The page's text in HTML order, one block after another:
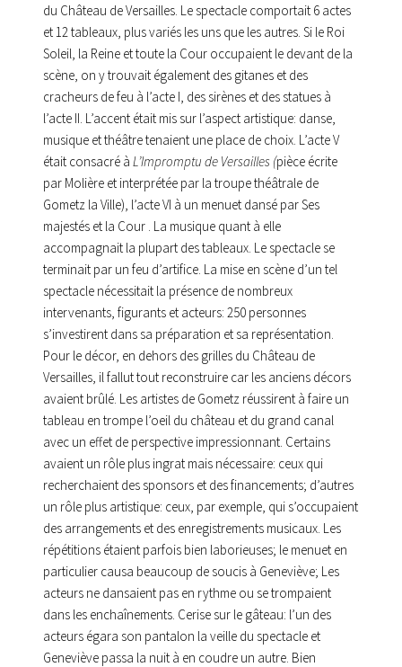
du Château de Versailles. Le spectacle comportait 6 actes
et 12 tableaux, plus variés les uns que les autres. Si le Roi
Soleil, la Reine et toute la Cour occupaient le devant de la
scène, on y trouvait également des gitanes et des
cracheurs de feu à l’acte I, des sirènes et des statues à
l’acte II. L’accent était mis sur l’aspect artistique: danse,
musique et théâtre tenaient une place de choix. L’acte V
était consacré àL’Impromptu de Versailles (pièce écrite
par Molière et interprétée par la troupe théâtrale de
Gometz la Ville), l’acte VI à un menuet dansé par Ses
majestés et la Cour . La musique quant à elle
accompagnait la plupart des tableaux. Le spectacle se
terminait par un feu d’artifice. La mise en scène d’un tel
spectacle nécessitait la présence de nombreux
intervenants, figurants et acteurs: 250 personnes
s’investirent dans sa préparation et sa représentation.
Pour le décor, en dehors des grilles du Château de
Versailles, il fallut tout reconstruire car les anciens décors
avaient brûlé. Les artistes de Gometz réussirent à faire un
tableau en trompe l’oeil du château et du grand canal
avec un effet de perspective impressionnant. Certains
avaient un rôle plus ingrat mais nécessaire: ceux qui
recherchaient des sponsors et des financements; d’autres
un rôle plus artistique: ceux, par exemple, qui s’occupaient
des arrangements et des enregistrements musicaux. Les
répétitions étaient parfois bien laborieuses; le menuet en
particulier causa beaucoup de soucis à Geneviève; Les
acteurs ne dansaient pas en rythme ou se trompaient
dans les enchaînements. Cerise sur le gâteau: l’un des
acteurs égara son pantalon la veille du spectacle et
Geneviève passa la nuit à en coudre un autre. Bien